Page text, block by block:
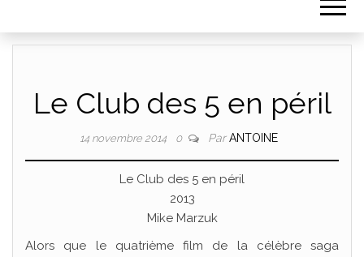
Le Club des 5 en péril
14 novembre 2014 0 ParANTOINE
Le Club des 5 en péril
2013
Mike Marzuk
Alors que le quatrième film de la célèbre saga